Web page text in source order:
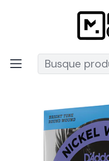
Recuerda que ahora
Instrumentos de
Set Cuerdas Guitarra